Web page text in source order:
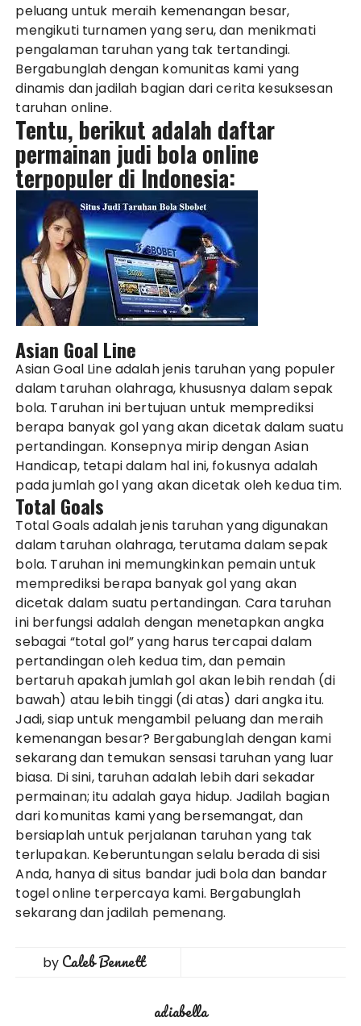
peluang untuk meraih kemenangan besar,
mengikuti turnamen yang seru, dan menikmati
pengalaman taruhan yang tak tertandingi.
Bergabunglah dengan komunitas kami yang
dinamis dan jadilah bagian dari cerita kesuksesan
taruhan online.
Tentu, berikut adalah daftar
permainan judi bola online
terpopuler di Indonesia:
Asian Goal Line
Asian Goal Line adalah jenis taruhan yang populer
dalam taruhan olahraga, khususnya dalam sepak
bola. Taruhan ini bertujuan untuk memprediksi
berapa banyak gol yang akan dicetak dalam suatu
pertandingan. Konsepnya mirip dengan Asian
Handicap, tetapi dalam hal ini, fokusnya adalah
pada jumlah gol yang akan dicetak oleh kedua tim.
Total Goals
Total Goals adalah jenis taruhan yang digunakan
dalam taruhan olahraga, terutama dalam sepak
bola. Taruhan ini memungkinkan pemain untuk
memprediksi berapa banyak gol yang akan
dicetak dalam suatu pertandingan. Cara taruhan
ini berfungsi adalah dengan menetapkan angka
sebagai “total gol” yang harus tercapai dalam
pertandingan oleh kedua tim, dan pemain
bertaruh apakah jumlah gol akan lebih rendah (di
bawah) atau lebih tinggi (di atas) dari angka itu.
Jadi, siap untuk mengambil peluang dan meraih
kemenangan besar? Bergabunglah dengan kami
sekarang dan temukan sensasi taruhan yang luar
biasa. Di sini, taruhan adalah lebih dari sekadar
permainan; itu adalah gaya hidup. Jadilah bagian
dari komunitas kami yang bersemangat, dan
bersiaplah untuk perjalanan taruhan yang tak
terlupakan. Keberuntungan selalu berada di sisi
Anda, hanya di situs bandar judi bola dan bandar
togel online terpercaya kami. Bergabunglah
sekarang dan jadilah pemenang.
by Caleb Bennett
adiabella